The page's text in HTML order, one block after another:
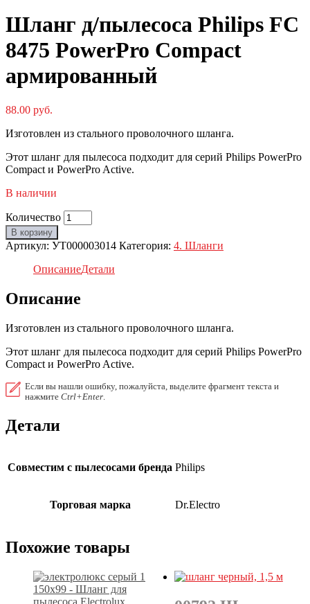
Шланг д/пылесоса Philips FC
8475 PowerPro Compact
армированный
88.00 руб.
Изготовлен из стального проволочного шланга.
Этот шланг для пылесоса подходит для серий Philips PowerPro
Compact и PowerPro Active.
В наличии
Количество
В корзину
Артикул: УТ000003014 Категория: 4. Шланги
ОписаниеДетали
Описание
Изготовлен из стального проволочного шланга.
Этот шланг для пылесоса подходит для серий Philips PowerPro
Compact и PowerPro Active.
Если вы нашли ошибку, пожалуйста, выделите фрагмент текста и
нажмите Ctrl+Enter
Детали
Совместим с пылесосами бренда Philips
Торговая марка Dr.Electro
Похожие товары